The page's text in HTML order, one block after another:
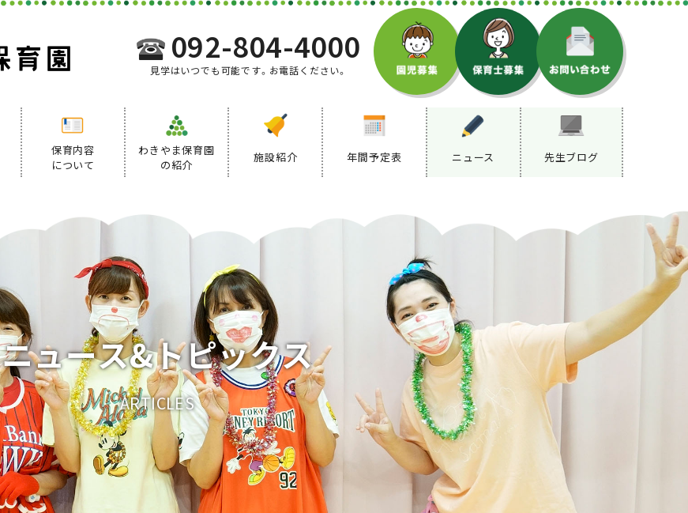
092-804-4000
見学はいつでも可能です。お電話ください。
保育内容
について
デイリープログラム
わきやま保育園
の紹介
施設紹介 年間予定表 ニュース 先生ブログ
ニュース&トピックス
ARTICLES